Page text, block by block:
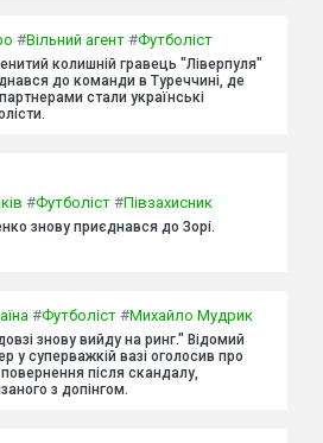
#Вільний агент #Футболіст
колишній гравець "Ліверпуля"
до команди в Туреччині, де
стали українські
#Футболіст #Півзахисник
знову приєднався до Зорі.
#Футболіст #Михайло Мудрик
знову вийду на ринг." Відомий
у суперважкій вазі оголосив про
після скандалу,
з допінгом.